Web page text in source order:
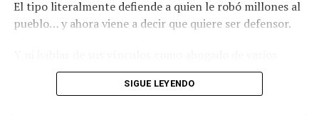
El tipo literalmente defiende a quien le robó millones al
pueblo… y ahora viene a decir que quiere ser defensor.
cabecillas que han estado en la cárcel de máxima
seguridad de Punta Coco.SIGUE LEYENDO